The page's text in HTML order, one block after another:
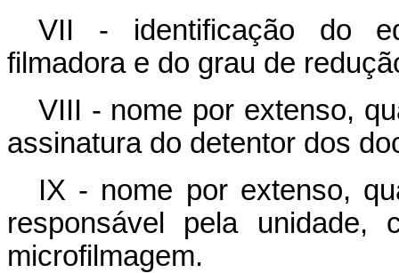
VII - identificação do
filmadora e do grau de
VIII - nome por extenso,
assinatura do detentor dos
IX - nome por extenso,
responsável pela unidade,
microfilmagem.